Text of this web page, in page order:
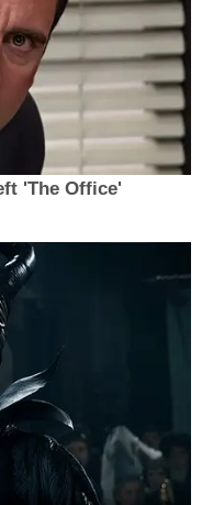
'The Office'